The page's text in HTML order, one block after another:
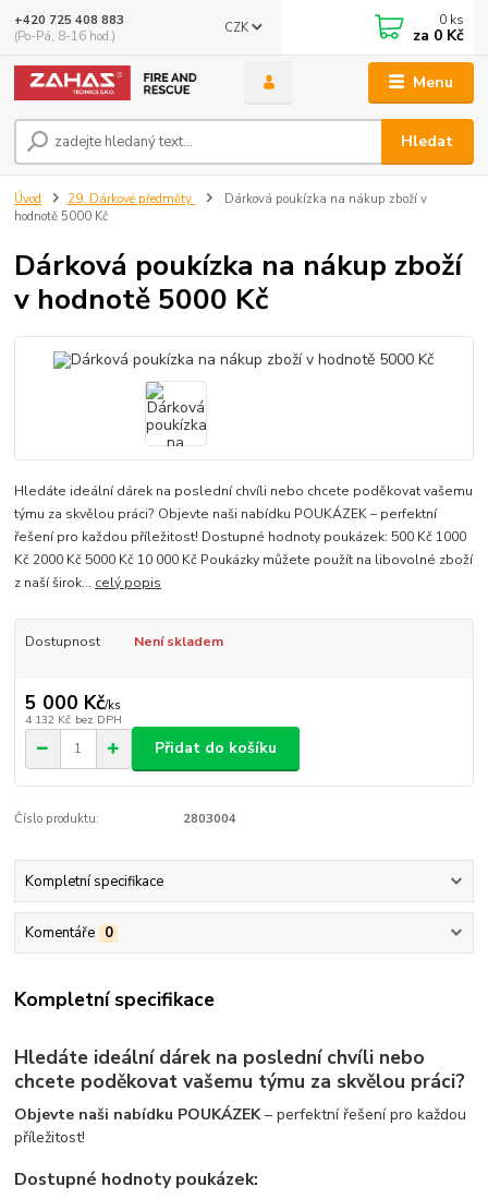
Menu
CZK
Hledat
+420 725 408 883
(Po-Pá, 8-16 hod.)
0 ks
za 0 Kč
Úvod 29. Dárkové předměty
Dárková poukízka na nákup zboží v
hodnotě 5000 Kč
Dárková poukízka na nákup zboží
v hodnotě 5000 Kč
Hledáte ideální dárek na poslední chvíli nebo chcete poděkovat vašemu
týmu za skvělou práci? Objevte naši nabídku POUKÁZEK – perfektní
řešení pro každou příležitost! Dostupné hodnoty poukázek: 500 Kč 1000
Kč 2000 Kč 5000 Kč 10 000 Kč Poukázky můžete použít na libovolné zboží
z naší širok... celý popis
Dostupnost Není skladem
5 000 Kč/ks
4 132 Kč bez DPH
Přidat do košíku
Číslo produktu: 2803004
Kompletní specifikace
Komentáře 0
Kompletní specifikace
Hledáte ideální dárek na poslední chvíli nebo
chcete poděkovat vašemu týmu za skvělou práci?
Objevte naši nabídku POUKÁZEK– perfektní řešení pro každou
příležitost!
Dostupné hodnoty poukázek: